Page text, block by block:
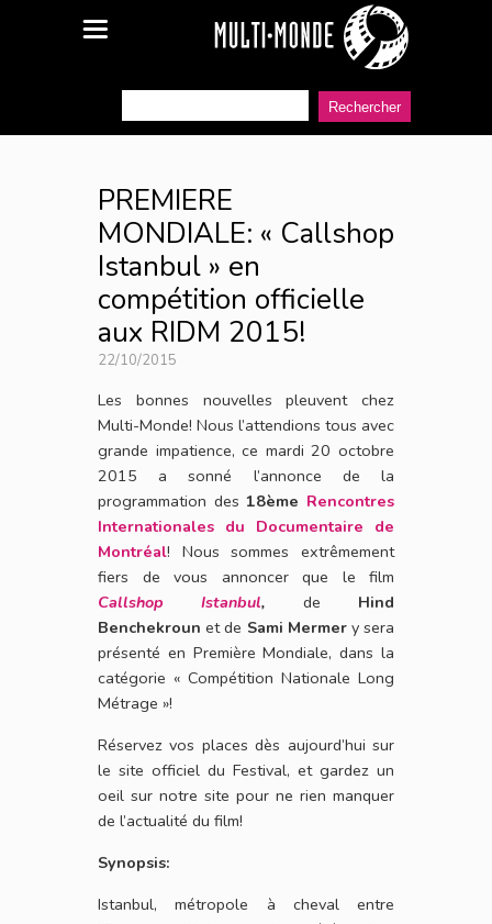
PREMIERE
MONDIALE: « Callshop
Istanbul » en
compétition officielle
aux RIDM 2015!
22/10/2015
Les bonnes nouvelles pleuvent chez
Multi-Monde! Nous l’attendions tous avec
grande impatience, ce mardi 20 octobre
2015 a sonné l’annonce de la
programmation des 18ème Rencontres
Internationales du Documentaire de
Montréal! Nous sommes extrêmement
fiers de vous annoncer que le film
Callshop Istanbul, de Hind
Benchekroun et de Sami Mermery sera
présenté en Première Mondiale, dans la
catégorie « Compétition Nationale Long
Métrage »!
Réservez vos places dès aujourd’hui sur
le site officiel du Festival, et gardez un
oeil sur notre site pour ne rien manquer
de l’actualité du film!
Synopsis:
Istanbul, métropole à cheval entre